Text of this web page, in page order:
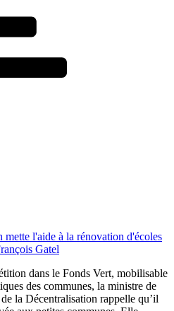
mette l'aide à la rénovation d'écoles
Gatel
dans le Fonds Vert, mobilisable
des communes, la ministre de
la Décentralisation rappelle qu’il